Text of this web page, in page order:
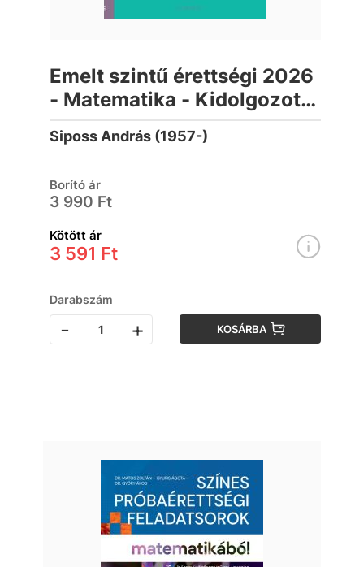
Emelt szintű érettségi 2026
- Matematika - Kidolgozott
szóbeli tételek
Siposs András (1957-)
Borító ár
3 990 Ft
Kötött ár
3 591 Ft
Darabszám
- + KOSÁRBA